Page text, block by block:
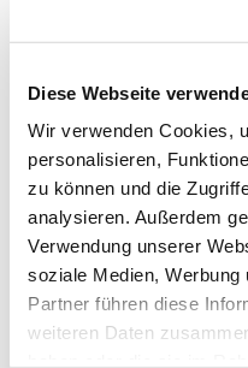
Diese Webseite
Wir verwenden Cookies,
personalisieren,
zu können und die
analysieren. Außerdem
Verwendung unserer
soziale Medien, Werbung
Partner führen diese
weiteren Daten
Dies